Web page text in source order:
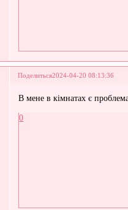
Поделиться2024-04-20 08:13:36
В мене в кімнатах є
0